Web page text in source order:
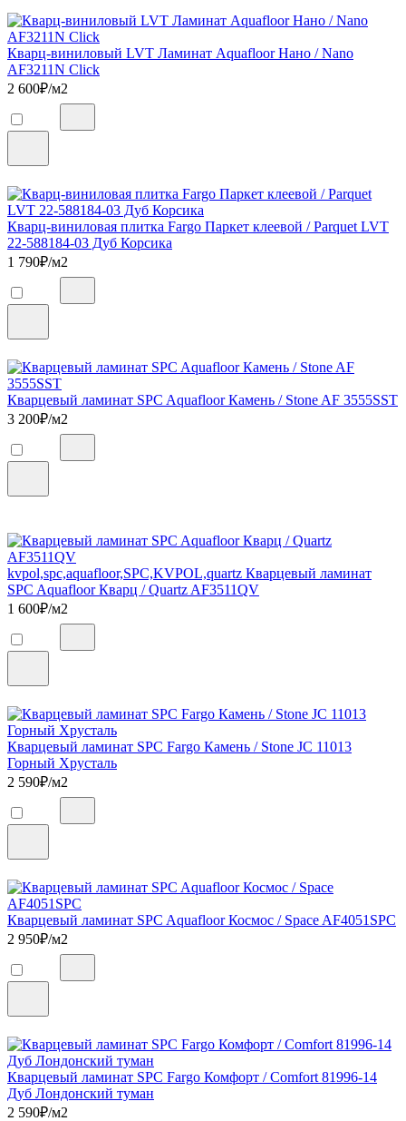
Кварц-виниловый LVT Ламинат Aquafloor Нано / Nano
AF3211N Click
2 600₽/м2
Кварц-виниловая плитка Fargo Паркет клеевой / Parquet LVT
22-588184-03 Дуб Корсика
1 790₽/м2
Кварцевый ламинат SPC Aquafloor Камень / Stone AF 3555SST
3 200₽/м2
kvpol,spc,aquafloor,SPC,KVPOL,quartz Кварцевый ламинат
SPC Aquafloor Кварц / Quartz AF3511QV
1 600₽/м2
Кварцевый ламинат SPC Fargo Камень / Stone JC 11013
Горный Хрусталь
2 590₽/м2
Кварцевый ламинат SPC Aquafloor Космос / Space AF4051SPC
2 950₽/м2
Кварцевый ламинат SPC Fargo Комфорт / Comfort 81996-14
Дуб Лондонский туман
2 590₽/м2